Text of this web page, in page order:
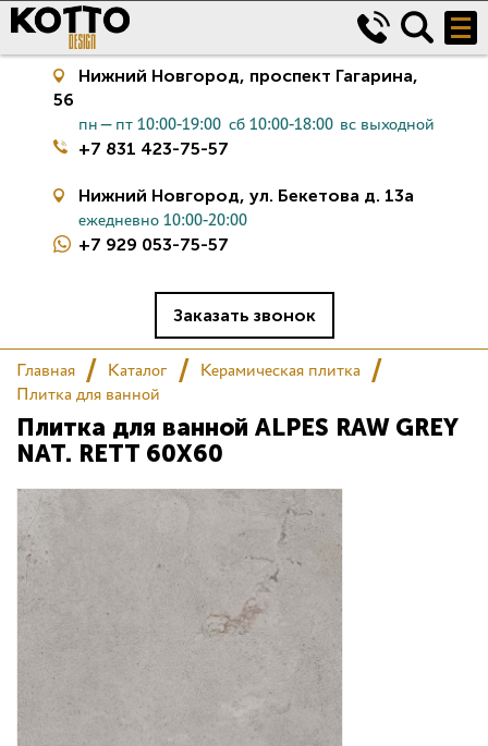
Керамическая плитка
Салон
Сертификаты
Дизайнерам
Комплекс услуг
Контакты
Нижний Новгород, проспект Гагарина,
56
пн—пт 10:00-19:00 сб 10:00-18:00 вс выходной
+7 831 423-75-57
Нижний Новгород, ул. Бекетова д. 13а
ежедневно 10:00-20:00
+7 929 053-75-57
Заказать звонок
Главная Каталог
Керамическая плитка
Плитка для ванной
Плитка для ванной ALPES RAW GREY
NAT. RETT 60X60